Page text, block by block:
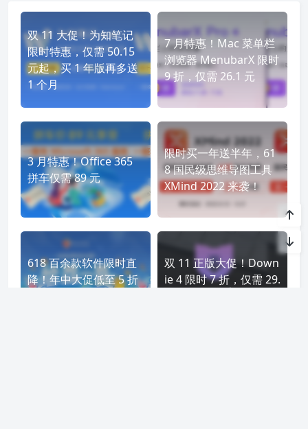
双 11 大促！为知笔记
限时特惠，仅需 50.15
元起，买 1 年版再多送
1 个月
7 月特惠！Mac 菜单栏
浏览器 MenubarX 限时
9 折，仅需 26.1 元
3 月特惠！Office 365
拼车仅需 89 元
限时买一年送半年，61
8 国民级思维导图工具
XMind 2022 来袭！
618 百余款软件限时直
降！年中大促低至 5 折
双 11 正版大促！Down
ie 4 限时 7 折，仅需 29.